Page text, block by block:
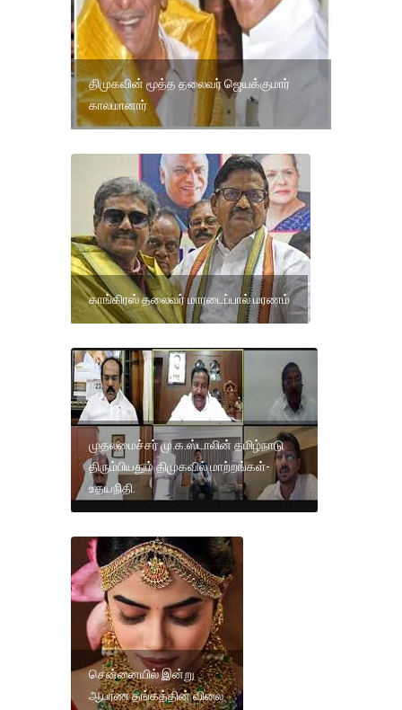
திமுகவின் மூத்த தலைவர் ஜெயக்குமார்
காலமானார்
காங்கிரஸ் தலைவர் மாரடைப்பால் மரணம்
முதலமைச்சர் மு.க.ஸ்டாலின் தமிழ்நாடு
திரும்பியதும் திமுகவில் மாற்றங்கள்-
உதயநிதி.
சென்னையில் இன்று
ஆபரண தங்கத்தின் விலை